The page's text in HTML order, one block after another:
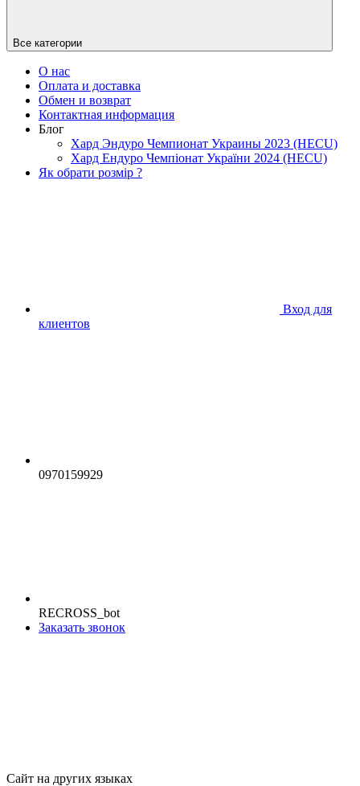
Все категории
О нас
Оплата и доставка
Обмен и возврат
Контактная информация
Блог
Хард Эндуро Чемпионат Украины 2023 (HECU)
Хард Ендуро Чемпіонат України 2024 (HECU)
Як обрати розмір ?
Вход для
клиентов
0970159929
RECROSS_bot
Заказать звонок
Сайт на других языках